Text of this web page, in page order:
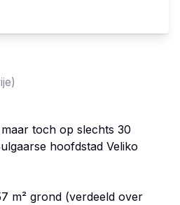
toch op slechts 30
hoofdstad Veliko
m² grond (verdeeld over